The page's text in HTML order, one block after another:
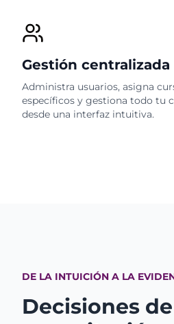
Gestión centralizada
Administra usuarios, asigna
específicos y gestiona todo tu
desde una interfaz intuitiva.
DE LA INTUICIÓN A LA
Decisiones de